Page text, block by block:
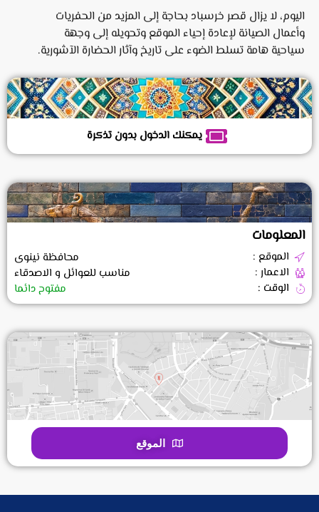
اليوم، لا يزال قصر خرسباد بحاجة إلى المزيد من الحفريات
وأعمال الصيانة لإعادة إحياء الموقع وتحويله إلى وجهة
سياحية هامة تسلط الضوء على تاريخ وآثار الحضارة الآشورية.
يمكنك الدخول بدون تذكرة
المعلومات
الموقع :
محافظة نينوى
الاعمار :
مناسب للعوائل و الاصدقاء
الوقت :
مفتوح دائما
الموقع